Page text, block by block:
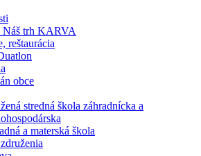
Náš trh KARVA
reštaurácia
obce
stredná škola záhradnícka a
a materská škola